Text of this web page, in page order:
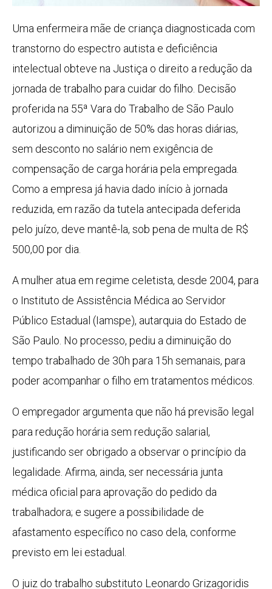
Uma enfermeira mãe de criança diagnosticada com
transtorno do espectro autista e deficiência
intelectual obteve na Justiça o direito a redução da
jornada de trabalho para cuidar do filho. Decisão
proferida na 55ª Vara do Trabalho de São Paulo
autorizou a diminuição de 50% das horas diárias,
sem desconto no salário nem exigência de
compensação de carga horária pela empregada.
Como a empresa já havia dado início à jornada
reduzida, em razão da tutela antecipada deferida
pelo juízo, deve mantê-la, sob pena de multa de R$
500,00 por dia.
A mulher atua em regime celetista, desde 2004, para
o Instituto de Assistência Médica ao Servidor
Público Estadual (Iamspe), autarquia do Estado de
São Paulo. No processo, pediu a diminuição do
tempo trabalhado de 30h para 15h semanais, para
poder acompanhar o filho em tratamentos médicos.
O empregador argumenta que não há previsão legal
para redução horária sem redução salarial,
justificando ser obrigado a observar o princípio da
legalidade. Afirma, ainda, ser necessária junta
médica oficial para aprovação do pedido da
trabalhadora; e sugere a possibilidade de
afastamento específico no caso dela, conforme
previsto em lei estadual.
O juiz do trabalho substituto Leonardo Grizagoridis